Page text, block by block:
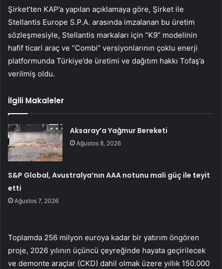
Şirket’ten KAP’a yapılan açıklamaya göre, Şirket ile
Stellantis Europe S.P.A. arasında imzalanan bu üretim
sözleşmesiyle, Stellantis markaları için “K9” modelinin
hafif ticari araç ve “Combi” versiyonlarının çoklu enerji
platformunda Türkiye’de üretimi ve dağıtım hakkı Tofaş’a
verilmiş oldu.
İlgili Makaleler
Aksaray’a Yağmur Bereketi
Ağustos 8, 2026
S&P Global, Avustralya’nın AAA notunu mali güç ile teyit
etti
Ağustos 7, 2026
Toplamda 256 milyon euroya kadar bir yatırım öngören
proje, 2026 yılının üçüncü çeyreğinde hayata geçirilecek
ve demonte araçlar (CKD) dahil olmak üzere yıllık 150.000